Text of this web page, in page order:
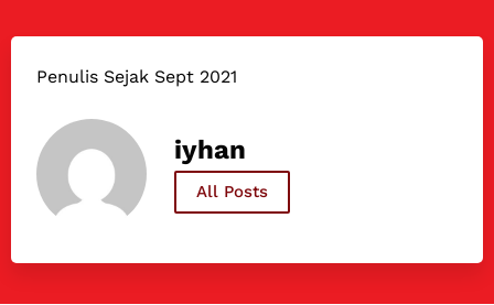
Penulis Sejak Sept 2021
iyhan
All Posts